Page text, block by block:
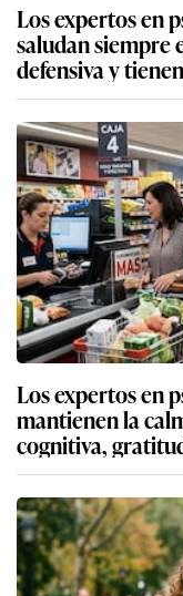
Los expertos en
saludan siempre
defensiva y
Los expertos en
mantienen la
cognitiva,